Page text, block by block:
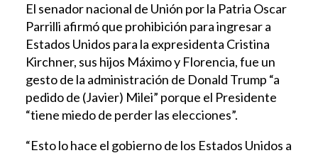
El senador nacional de Unión por la Patria Oscar
Parrilli afirmó que prohibición para ingresar a
Estados Unidos para la expresidenta Cristina
Kirchner, sus hijos Máximo y Florencia, fue un
gesto de la administración de Donald Trump “a
pedido de (Javier) Milei” porque el Presidente
“tiene miedo de perder las elecciones”.
“Esto lo hace el gobierno de los Estados Unidos a